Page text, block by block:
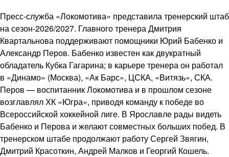
Пресс-служба «Локомотива» представила тренерский штаб
на сезон-2026/2027. Главного тренера Дмитрия
Квартальнова поддерживают помощники Юрий Бабенко и
Александр Перов. Бабенко известен как двукратный
обладатель Кубка Гагарина; в карьере тренера он работал
в «Динамо» (Москва), «Ак Барс», ЦСКА, «Витязь», СКА.
Перов — воспитанник Локомотива и в прошлом сезоне
возглавлял ХК «Югра», приводя команду к победе во
Всероссийской хоккейной лиге. В Ярославле рады видеть
Бабенко и Перова и желают совместных больших побед. В
тренерском штабе продолжают работу Сергей Звягин,
Дмитрий Красоткин, Андрей Малков и Георгий Кошель.